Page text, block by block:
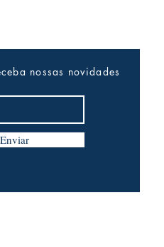
nossas novidades
Enviar